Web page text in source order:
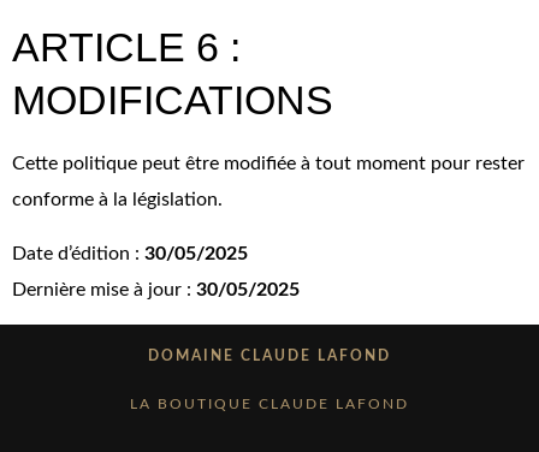
ARTICLE 6 :
MODIFICATIONS
Cette politique peut être modifiée à tout moment pour rester
conforme à la législation.
Date d’édition : 30/05/2025
Dernière mise à jour : 30/05/2025
DOMAINE CLAUDE LAFOND
LA BOUTIQUE CLAUDE LAFOND